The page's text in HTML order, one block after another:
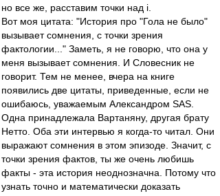
но все же, расставим точки над i.
Вот моя цитата: "История про "Гола не было"
вызывает сомнения, с точки зрения
фактологии..." Заметь, я не говорю, что она у
меня вызывает сомнения. И Словесник не
говорит. Тем не менее, вчера на книге
появились две цитаты, приведенные, если не
ошибаюсь, уважаемым Александром SAS.
Одна принадлежала Вартаняну, другая брату
Нетто. Оба эти интервью я когда-то читал. Они
выражают сомнения в этом эпизоде. Значит, с
точки зрения фактов, ты же очень любишь
факты - эта история неоднозначна. Потому что
узнать точно и математически доказать